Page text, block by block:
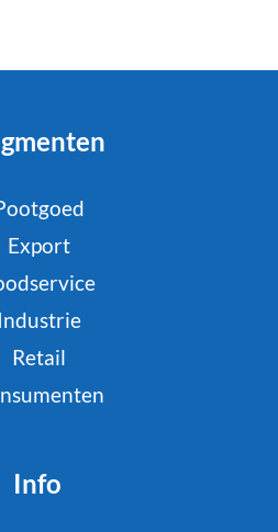
Export
Industrie
Retail
Info